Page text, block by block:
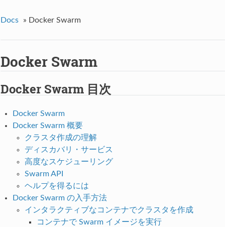
Docs » Docker Swarm
Docker Swarm
Docker Swarm 目次
Docker Swarm
Docker Swarm 概要
クラスタ作成の理解
ディスカバリ・サービス
高度なスケジューリング
Swarm API
ヘルプを得るには
Docker Swarm の入手方法
インタラクティブなコンテナでクラスタを作成
コンテナで Swarm イメージを実行